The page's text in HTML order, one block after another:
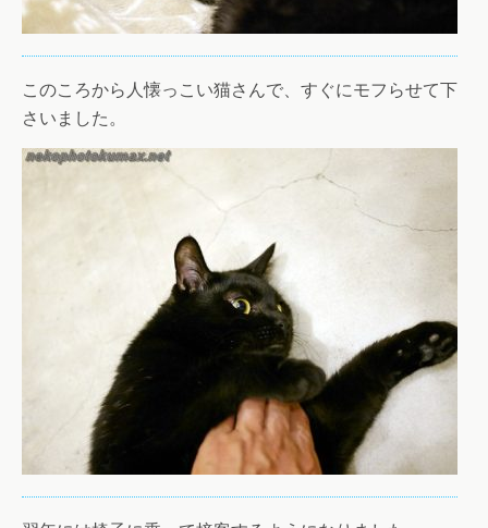
このころから人懐っこい猫さんで、すぐにモフらせて下
さいました。